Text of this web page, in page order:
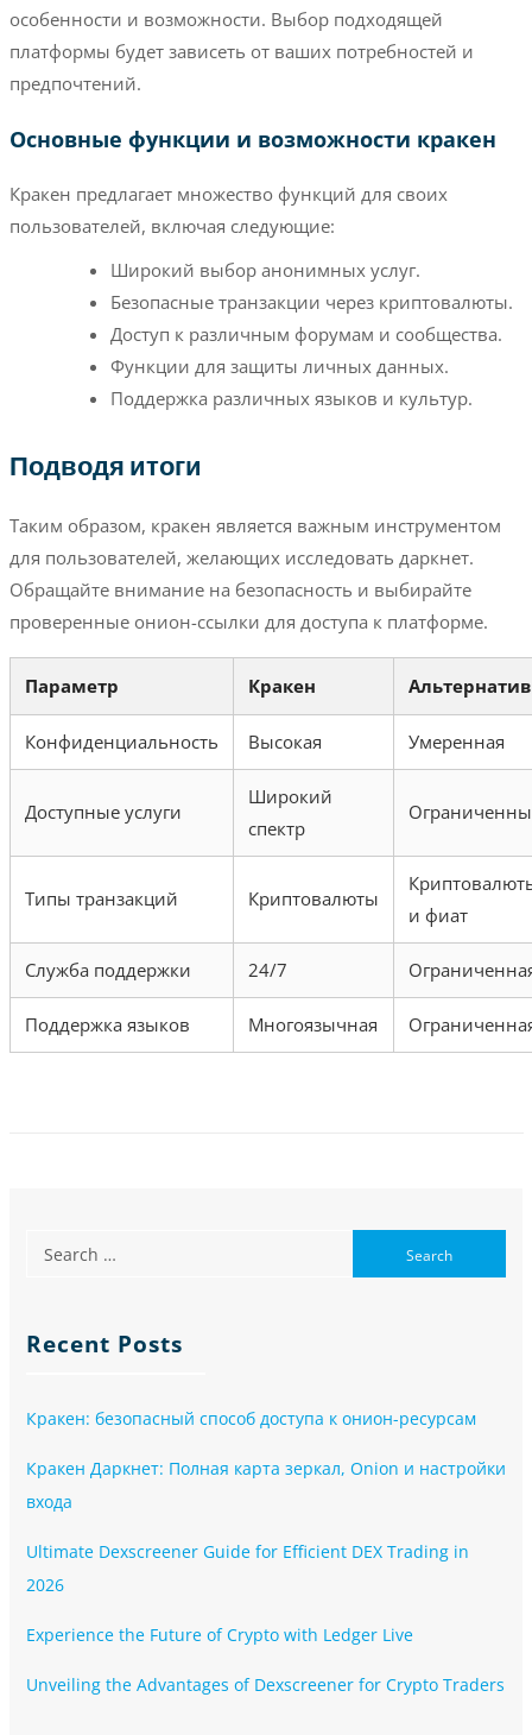
особенности и возможности. Выбор подходящей
платформы будет зависеть от ваших потребностей и
предпочтений.
Основные функции и возможности кракен
Кракен предлагает множество функций для своих
пользователей, включая следующие:
Широкий выбор анонимных услуг.
Безопасные транзакции через криптовалюты.
Доступ к различным форумам и сообщества.
Функции для защиты личных данных.
Поддержка различных языков и культур.
Подводя итоги
Таким образом, кракен является важным инструментом
для пользователей, желающих исследовать даркнет.
Обращайте внимание на безопасность и выбирайте
проверенные онион-ссылки для доступа к платформе.
Параметр Кракен
Конфиденциальность Высокая Умеренная
Доступные услуги
Широкий
спектр
Типы транзакций Криптовалюты
и фиат
Служба поддержки 24/7
Поддержка языков Многоязычная
Recent Posts
Кракен: безопасный способ доступа к онион-ресурсам
Кракен Даркнет: Полная карта зеркал, Onion и настройки
входа
Ultimate Dexscreener Guide for Efficient DEX Trading in
2026
Experience the Future of Crypto with Ledger Live
Unveiling the Advantages of Dexscreener for Crypto Traders